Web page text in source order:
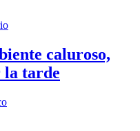
caluroso,
la tarde